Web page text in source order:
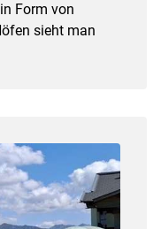
Form von
sieht man